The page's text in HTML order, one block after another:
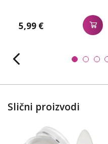
5,99 €
Slični proizvodi